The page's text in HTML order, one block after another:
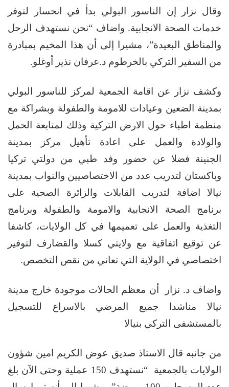
وقال نزار إن الناسور البولي بدأ في انحسار لتوفر
خدمات الصحة الانجابية. واضاف “نحن نستهدف الرحل
والمناطق البعيدة”، مشيرا إلى أن هذا المخيم بمبادرة
من السفير التركي بالخرطوم د.عرفان نذير أوغلو.
وكشف نزار عن اقامة الجمعية لمركز للناسور البولي
بمدينة الضعين وعيادات للامومة والطفولة وبشراكة مع
منظمة اطباء حول الارض التركية وذلك لمتابعة الحمل
والولادة والعمل على اعادة تأهيل مركز بمدينة
الجنينة فضلا عن حضور وفد طبي من دولتي تركيا
وباكستان لتدريب عدد من الاختصاصيين والنواب بمدينة
نيالا اضافة لتدريب القابلات والزائرة الصحية على
برنامج الصحة الانجابية والامومة والطفولة وبرنامج
التغذية والعمل على تعميمها في كل الولايات، كاشفا
عن توقيع اتفاقية مع ولايتي كسلا والقضارف لتوفير
اختصاصي في الولاية التي تعاني من نقص التخصص.
واضاف د. نزار أن معظم الحالات موجودة خارج مدينة
نيالا مناشدا جميع المرضي بالاسراع للتسجيل
بالمستشفى التركي بنيالا
من جانبه قال الاستاذ صديق عوض الكريم امين شؤون
الولايات بالجمعية “نستهدف 150 عملية وحتى الآن بلغ